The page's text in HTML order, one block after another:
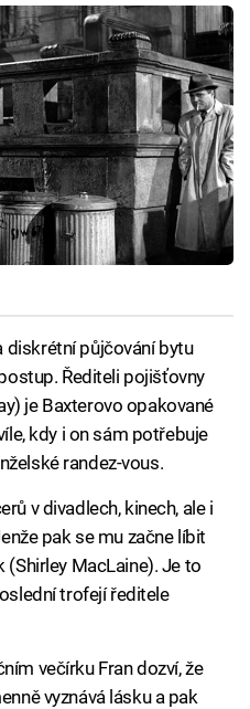
diskrétní půjčování bytu
Řediteli pojišťovny
je Baxterovo opakované
kdy i on sám potřebuje
randez-vous.
v divadlech, kinech, ale i
pak se mu začne líbit
(Shirley MacLaine). Je to
trofejí ředitele
večírku Fran dozví, že
vyznává lásku a pak